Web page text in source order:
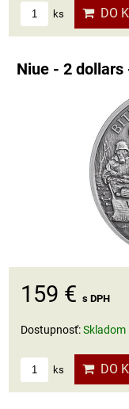
ks DO
Niue - 2
159 € s DPH
Dostupnosť:Skladom
ks DO